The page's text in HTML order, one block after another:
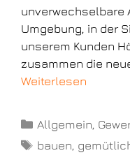
unverwechselbare
Umgebung, in der
unserem Kunden
zusammen die
Weiterlesen
Allgemein,
bauen,